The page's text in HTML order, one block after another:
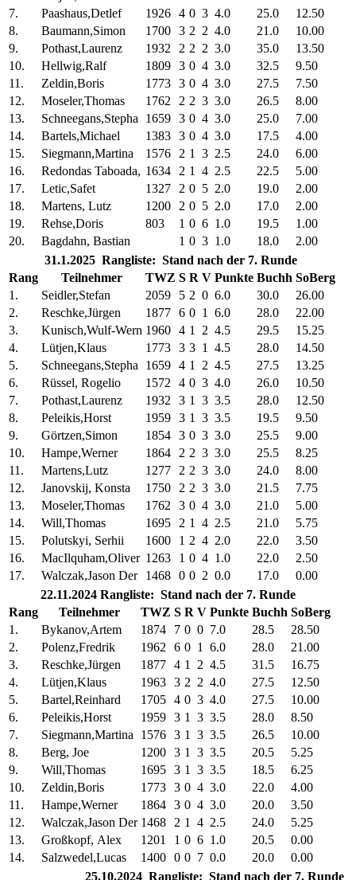
7.
Paashaus,Detlef 1926 4 0 3 4.0 25.0
12.50
8.
Baumann,Simon 1700 3 2 2 4.0 21.0
10.00
9.
Pothast,Laurenz 1932 2 2 2 3.0 35.0
13.50
10.
Hellwig,Ralf 1809 3 0 4 3.0 32.5
9.50
11.
Zeldin,Boris 1773 3 0 4 3.0 27.5
7.50
12.
Moseler,Thomas 1762 2 2 3 3.0 26.5
8.00
13.
Schneegans,Stepha 1659 3 0 4 3.0 25.0
7.00
14.
Bartels,Michael 1383 3 0 4 3.0 17.5
4.00
15.
Siegmann,Martina 1576 2 1 3 2.5 24.0
6.00
16.
Redondas Taboada, 1634 2 1 4 2.5 22.5
5.00
17.
Letic,Safet 1327 2 0 5 2.0 19.0
2.00
18.
Martens, Lutz 1200 2 0 5 2.0 17.0
2.00
19.
Rehse,Doris 803 1 0 6 1.0 19.5
1.00
20.
Bagdahn, Bastian 1 0 3 1.0 18.0
2.00
31.1.2025 Rangliste: Stand nach der 7. Runde
Rang
Teilnehmer TWZ S R V Punkte Buchh SoBerg
1.
Seidler,Stefan 2059 5 2 0 6.0 30.0
26.00
2.
Reschke,Jürgen 1877 6 0 1 6.0 28.0
22.00
3.
Kunisch,Wulf-Wern 1960 4 1 2 4.5 29.5
15.25
4.
Lütjen,Klaus 1773 3 3 1 4.5 28.0
14.50
5.
Schneegans,Stepha 1659 4 1 2 4.5 27.5
13.25
6.
Rüssel, Rogelio 1572 4 0 3 4.0 26.0
10.50
7.
Pothast,Laurenz 1932 3 1 3 3.5 28.0
12.50
8.
Peleikis,Horst 1959 3 1 3 3.5 19.5
9.50
9.
Görtzen,Simon 1854 3 0 3 3.0 25.5
9.00
10.
Hampe,Werner 1864 2 2 3 3.0 25.5
8.25
11.
Martens,Lutz 1277 2 2 3 3.0 24.0
8.00
12.
Janovskij, Konsta 1750 2 2 3 3.0 21.5
7.75
13.
Moseler,Thomas 1762 3 0 4 3.0 21.0
5.00
14.
Will,Thomas 1695 2 1 4 2.5 21.0
5.75
15.
Polutskyi, Serhii 1600 1 2 4 2.0 22.0
3.50
16.
MacIlquham,Oliver 1263 1 0 4 1.0 22.0
2.50
17.
Walczak,Jason Der 1468 0 0 2 0.0 17.0
0.00
22.11.2024 Rangliste: Stand nach der 7. Runde
Rang
Teilnehmer TWZ S R V Punkte Buchh SoBerg
1.
Bykanov,Artem 1874 7 0 0 7.0 28.5
28.50
2.
Polenz,Fredrik 1962 6 0 1 6.0 28.0
21.00
3.
Reschke,Jürgen 1877 4 1 2 4.5 31.5
16.75
4.
Lütjen,Klaus 1963 3 2 2 4.0 27.5
12.50
5.
Bartel,Reinhard 1705 4 0 3 4.0 27.5
10.00
6.
Peleikis,Horst 1959 3 1 3 3.5 28.0
8.50
7.
Siegmann,Martina 1576 3 1 3 3.5 26.5
10.00
8.
Berg, Joe 1200 3 1 3 3.5 20.5
5.25
9.
Will,Thomas 1695 3 1 3 3.5 18.5
6.25
10.
Zeldin,Boris 1773 3 0 4 3.0 22.0
4.00
11.
Hampe,Werner 1864 3 0 4 3.0 20.0
3.50
12.
Walczak,Jason Der 1468 2 1 4 2.5 24.0
5.25
13.
Großkopf, Alex 1201 1 0 6 1.0 20.5
0.00
14.
Salzwedel,Lucas 1400 0 0 7 0.0 20.0
0.00
25.10.2024 Rangliste: Stand nach der 7. Runde